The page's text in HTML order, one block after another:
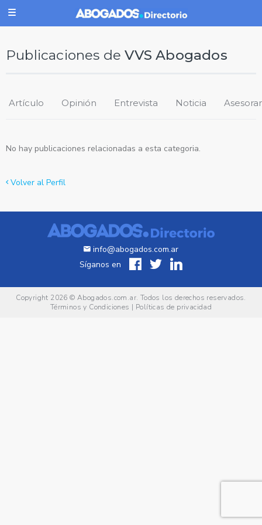
Publicaciones deVVS Abogados
Artículo Opinión Entrevista Noticia
No hay publicaciones relacionadas a esta categoria.
Volver al Perfil
info@abogados.com.ar
Síganos en
Copyright 2026 © Abogados.com.ar. Todos los derechos reservados.
Términos y Condiciones | Políticas de privacidad